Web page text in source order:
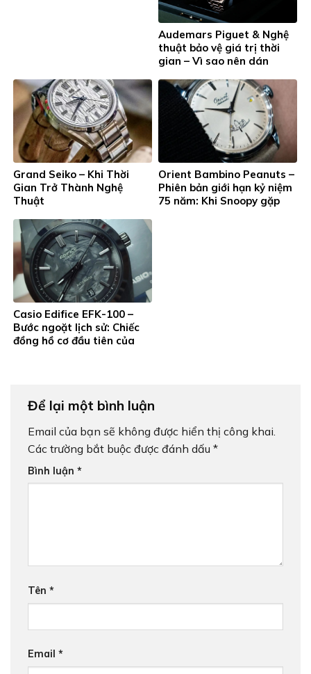
Audemars Piguet & Nghệ
thuật bảo vệ giá trị thời
gian – Vì sao nên dán
xa xỉ?
Grand Seiko – Khi Thời
Gian Trở Thành Nghệ
Thuật
Orient Bambino Peanuts –
Phiên bản giới hạn kỷ niệm
75 năm: Khi Snoopy gặp
Casio Edifice EFK-100 –
Bước ngoặt lịch sử: Chiếc
đồng hồ cơ đầu tiên của
Để lại một bình luận
Email của bạn sẽ không được hiển thị công khai.
Các trường bắt buộc được đánh dấu *
Bình luận *
Tên *
Email *